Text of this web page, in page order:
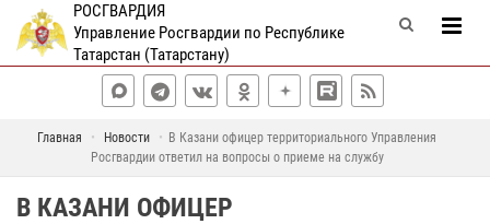
РОСГВАРДИЯ
Управление Росгвардии по Республике
Татарстан (Татарстану)
Главная Новости
В Казани офицер территориального Управления
Росгвардии ответил на вопросы о приеме на службу
В КАЗАНИ ОФИЦЕР